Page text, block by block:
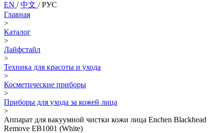
EN /中文 /РУС
Главная
>
Каталог
>
Лайфстайл
>
Техника для красоты и ухода
>
Косметические приборы
>
Приборы для ухода за кожей лица
>
Аппарат для вакуумной чистки кожи лица Enchen Blackhead
Remove EB1001 (White)